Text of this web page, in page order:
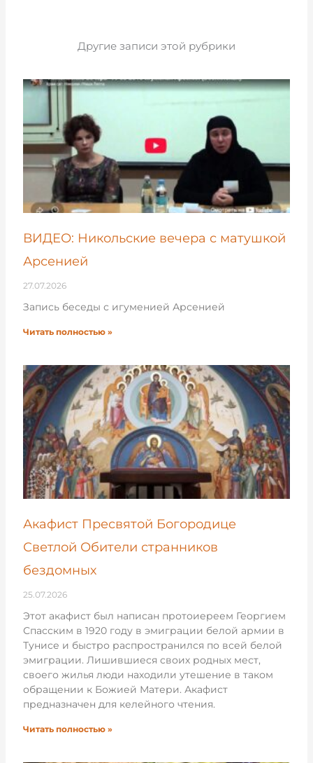
Другие записи этой рубрики
ВИДЕО: Никольские вечера с матушкой
Арсенией
27.07.2026
Запись беседы с игуменией Арсенией
Читать полностью »
Акафист Пресвятой Богородице
Светлой Обители странников
бездомных
25.07.2026
Этот акафист был написан протоиереем Георгием
Спасским в 1920 году в эмиграции белой армии в
Тунисе и быстро распространился по всей белой
эмиграции. Лишившиеся своих родных мест,
своего жилья люди находили утешение в таком
обращении к Божией Матери. Акафист
предназначен для келейного чтения.
Читать полностью »